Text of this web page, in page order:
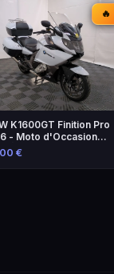
🔥
K1600GT Finition Pro
- Moto d'Occasion
Équipements
€